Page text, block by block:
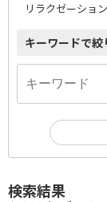
検索結果
リラクゼーション
キーワードで絞